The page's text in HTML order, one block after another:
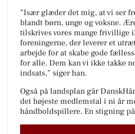
”Især glæder det mig, at vi ser
blandt børn, unge og voksne.
tilskrives vores mange frivillige
foreningerne, der leverer et
arbejde for at skabe gode
for alle. Dem kan vi ikke takke
indsats,” siger han.
Også på landsplan går
det højeste medlemstal i ni år
håndboldspillere. En stigning